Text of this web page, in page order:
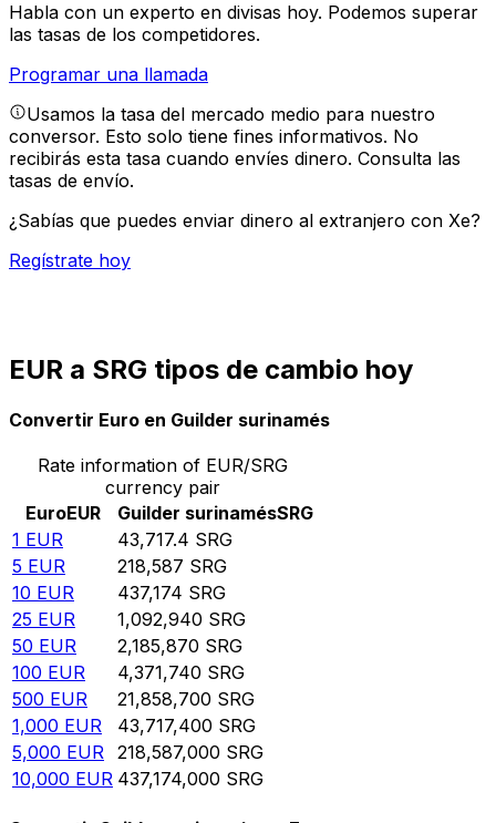
Habla con un experto en divisas hoy. Podemos superar
las tasas de los competidores.
Programar una llamada
Usamos la tasa del mercado medio para nuestro
conversor. Esto solo tiene fines informativos. No
recibirás esta tasa cuando envíes dinero. Consulta las
tasas de envío.
¿Sabías que puedes enviar dinero al extranjero con Xe?
Regístrate hoy
EUR a SRG tipos de cambio hoy
Convertir Euro en Guilder surinamés
Rate information of EUR/SRG
currency pair
EuroEUR Guilder surinamésSRG
1 EUR 43,717.4 SRG
5 EUR 218,587 SRG
10 EUR 437,174 SRG
25 EUR 1,092,940 SRG
50 EUR 2,185,870 SRG
100 EUR 4,371,740 SRG
500 EUR 21,858,700 SRG
1,000 EUR 43,717,400 SRG
5,000 EUR 218,587,000 SRG
10,000 EUR 437,174,000 SRG